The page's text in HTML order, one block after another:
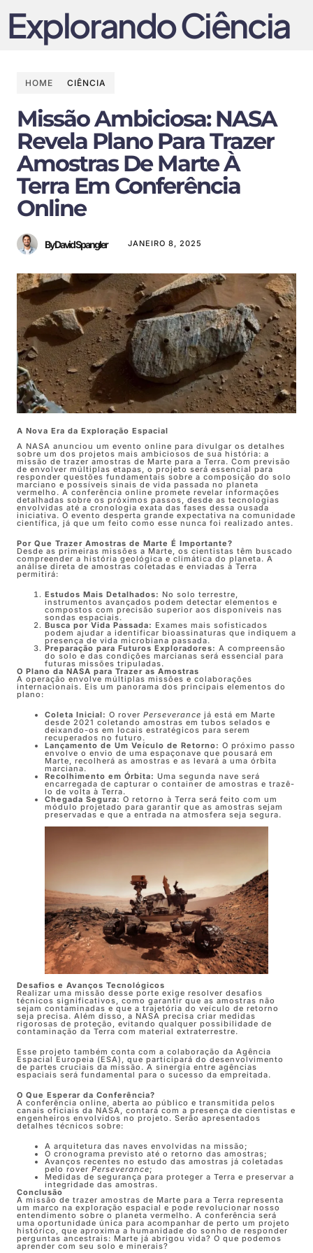
Explorando Ciência
HOME CIÊNCIA
Missão Ambiciosa: NASA
Revela Plano Para Trazer
Amostras De Marte À
Terra Em Conferência
Online
By David Spangler JANEIRO 8, 2025
A Nova Era da Exploração Espacial
A NASA anunciou um evento online para divulgar os detalhes
sobre um dos projetos mais ambiciosos de sua história: a
missão de trazer amostras de Marte para a Terra. Com previsão
de envolver múltiplas etapas, o projeto será essencial para
responder questões fundamentais sobre a composição do solo
marciano e possíveis sinais de vida passada no planeta
vermelho. A conferência online promete revelar informações
detalhadas sobre os próximos passos, desde as tecnologias
envolvidas até a cronologia exata das fases dessa ousada
iniciativa. O evento desperta grande expectativa na comunidade
científica, já que um feito como esse nunca foi realizado antes.
Por Que Trazer Amostras de Marte É Importante?
Desde as primeiras missões a Marte, os cientistas têm buscado
compreender a história geológica e climática do planeta. A
análise direta de amostras coletadas e enviadas à Terra
permitirá:
Estudos Mais Detalhados: No solo terrestre,
instrumentos avançados podem detectar elementos e
compostos com precisão superior aos disponíveis nas
sondas espaciais.
Busca por Vida Passada: Exames mais sofisticados
podem ajudar a identificar bioassinaturas que indiquem a
presença de vida microbiana passada.
Preparação para Futuros Exploradores: A compreensão
do solo e das condições marcianas será essencial para
futuras missões tripuladas.
O Plano da NASA para Trazer as Amostras
A operação envolve múltiplas missões e colaborações
internacionais. Eis um panorama dos principais elementos do
plano:
Coleta Inicial: O rover Perseverance já está em Marte
desde 2021 coletando amostras em tubos selados e
deixando-os em locais estratégicos para serem
recuperados no futuro.
Lançamento de Um Veículo de Retorno: O próximo passo
envolve o envio de uma espaçonave que pousará em
Marte, recolherá as amostras e as levará a uma órbita
marciana.
Recolhimento em Órbita: Uma segunda nave será
encarregada de capturar o container de amostras e trazê-
lo de volta à Terra.
Chegada Segura: O retorno à Terra será feito com um
módulo projetado para garantir que as amostras sejam
preservadas e que a entrada na atmosfera seja segura.
Desafios e Avanços Tecnológicos
Realizar uma missão desse porte exige resolver desafios
técnicos significativos, como garantir que as amostras não
sejam contaminadas e que a trajetória do veículo de retorno
seja precisa. Além disso, a NASA precisa criar medidas
rigorosas de proteção, evitando qualquer possibilidade de
contaminação da Terra com material extraterrestre.
Esse projeto também conta com a colaboração da Agência
Espacial Europeia (ESA), que participará do desenvolvimento
de partes cruciais da missão. A sinergia entre agências
espaciais será fundamental para o sucesso da empreitada.
O Que Esperar da Conferência?
A conferência online, aberta ao público e transmitida pelos
canais oficiais da NASA, contará com a presença de cientistas e
engenheiros envolvidos no projeto. Serão apresentados
detalhes técnicos sobre:
A arquitetura das naves envolvidas na missão;
O cronograma previsto até o retorno das amostras;
Avanços recentes no estudo das amostras já coletadas
pelo rover Perseverance;
Medidas de segurança para proteger a Terra e preservar a
integridade das amostras.
Conclusão
A missão de trazer amostras de Marte para a Terra representa
um marco na exploração espacial e pode revolucionar nosso
entendimento sobre o planeta vermelho. A conferência será
uma oportunidade única para acompanhar de perto um projeto
histórico, que aproxima a humanidade do sonho de responder
perguntas ancestrais: Marte já abrigou vida? O que podemos
aprender com seu solo e minerais?